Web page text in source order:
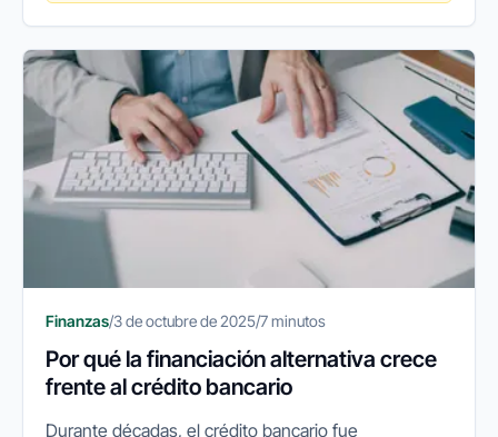
Finanzas/3 de octubre de 2025/7 minutos
Por qué la financiación alternativa crece
frente al crédito bancario
Durante décadas, el crédito bancario fue